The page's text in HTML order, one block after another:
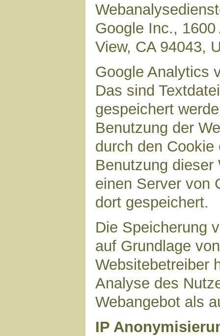
Google Inc.,
View, CA 94043,
Google Analytics
Das sind
gespeichert
Benutzung der
durch den
Benutzung dieser
einen Server von
dort gespeichert.
Die Speicherung
auf Grundlage
Websitebetreiber
Analyse des
Webangebot als
IP